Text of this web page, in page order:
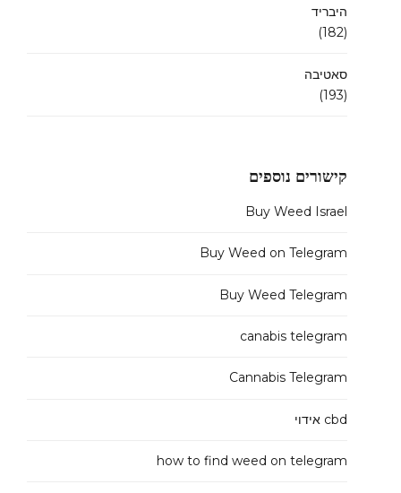
היבריד
(182)
סאטיבה
(193)
קישורים נוספים
Buy Weed Israel
Buy Weed on Telegram
Buy Weed Telegram
canabis telegram
Cannabis Telegram
cbd אידוי
how to find weed on telegram